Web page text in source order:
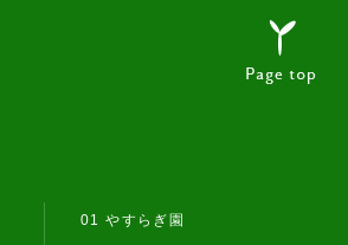
01 やすらぎ園